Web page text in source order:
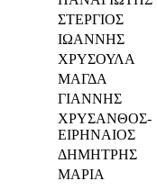
ΣΤΕΡΓΙΟΣ
ΙΩΑΝΝΗΣ
ΧΡΥΣΟΥΛΑ
ΜΑΓΔΑ
ΓΙΑΝΝΗΣ
ΧΡΥΣΑΝΘΟΣ-
ΕΙΡΗΝΑΙΟΣ
ΔΗΜΗΤΡΗΣ
ΜΑΡΙΑ